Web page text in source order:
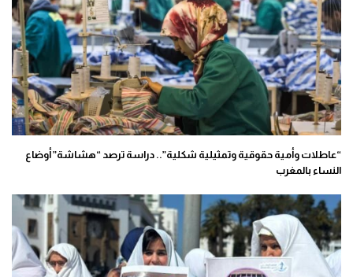
“عاطلات وأمية حقوقية وتمثيلية شكلية”.. دراسة ترصد “هشاشة” أوضاع
النساء بالمغرب